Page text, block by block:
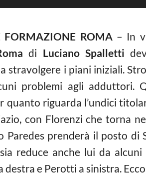
FORMAZIONE ROMA– In
di Luciano Spalletti
stravolgere i piani iniziali.
problemi agli adduttori.
quanto riguarda l’undici
con Florenzi che torna
Paredes prenderà il posto di
reduce anche lui da
destra e Perotti a sinistra.